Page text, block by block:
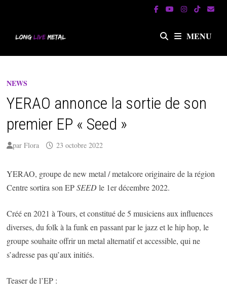
MENU
NEWS
YERAO annonce la sortie de son
premier EP « Seed »
parFlora 23 octobre 2022
YERAO, groupe de new metal / metalcore originaire de la région
Centre sortira son EPSEEDle 1er décembre 2022.
Créé en 2021 à Tours, et constitué de 5 musiciens aux influences
diverses, du folk à la funk en passant par le jazz et le hip hop, le
groupe souhaite offrir un metal alternatif et accessible, qui ne
s’adresse pas qu’aux initiés.
Teaser de l’EP :